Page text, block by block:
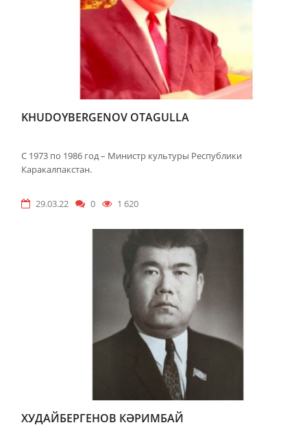
KHUDOYBERGENOV OTAGULLA
С 1973 по 1986 год – Министр культуры Республики
Каракалпакстан.
29.03.22 0 1 620
ХУДАЙБЕРГЕНОВ КӘРИМБАЙ